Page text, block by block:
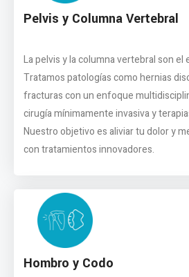
Pelvis y Columna Vertebral
La pelvis y la columna vertebral son el
Tratamos patologías como hernias
fracturas con un enfoque
cirugía mínimamente invasiva y
Nuestro objetivo es aliviar tu dolor y
con tratamientos innovadores.
Hombro y Codo